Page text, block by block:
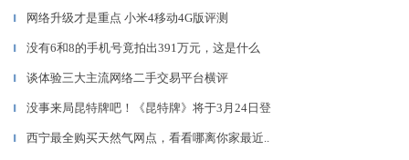
▎ 网络升级才是重点 小米4移动4G版评测
▎ 没有6和8的手机号竟拍出391万元，这是什么
▎ 谈体验三大主流网络二手交易平台横评
▎ 没事来局昆特牌吧！《昆特牌》将于3月24日登
▎ 西宁最全购买天然气网点，看看哪离你家最近..